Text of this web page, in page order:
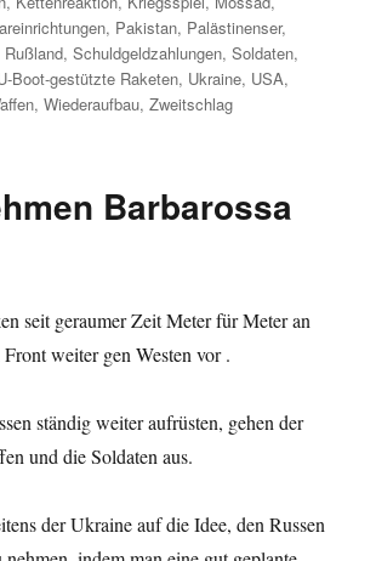
, Pakistan, Palästinenser,
Rußland,Schuldgeldzahlungen,Soldaten,
Boot-gestützte Raketen, Ukraine, USA,
,Wiederaufbau,Zweitschlag
Barbarossa
seit geraumer Zeit Meter für Meter an
weiter gen Westen vor .
ständig weiter aufrüsten, gehen der
und die Soldaten aus.
der Ukraine auf die Idee, den Russen